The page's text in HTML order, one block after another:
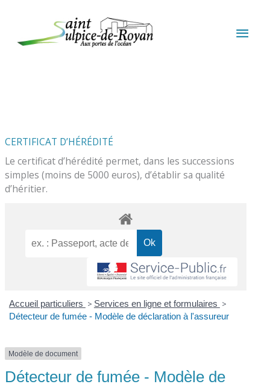
CERTIFICAT D’HÉRÉDITÉ
Le certificat d’hérédité permet, dans les successions
simples (moins de 5000 euros), d’établir sa qualité
d’héritier.
Accueil particuliers > Services en ligne et formulaires >
Détecteur de fumée - Modèle de déclaration à l'assureur
Modèle de document
Détecteur de fumée - Modèle de